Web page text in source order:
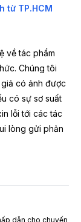
từ TP.HCM
về tác phẩm
Chúng tôi
có ảnh được
có sự sơ suất
lỗi tới các tác
lòng gửi phản
dẫn cho chuyến